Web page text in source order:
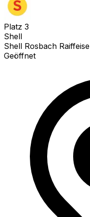
Platz 3
Shell
Shell Rosbach
Geöffnet